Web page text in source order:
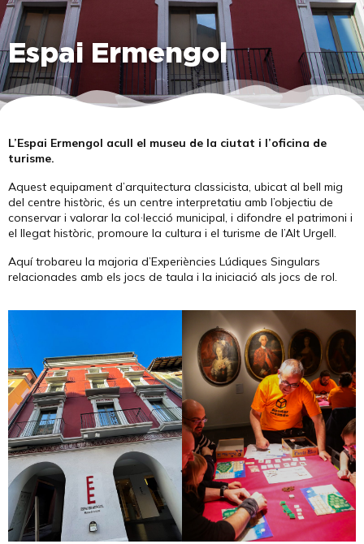
Espai Ermengol
L’Espai Ermengol acull el museu de la ciutat i l’oficina de
turisme.
Aquest equipament d’arquitectura classicista, ubicat al bell mig
del centre històric, és un centre interpretatiu amb l’objectiu de
conservar i valorar la col·lecció municipal, i difondre el patrimoni i
el llegat històric, promoure la cultura i el turisme de l’Alt Urgell.
Aquí trobareu la majoria d’Experiències Lúdiques Singulars
relacionades amb els jocs de taula i la iniciació als jocs de rol.